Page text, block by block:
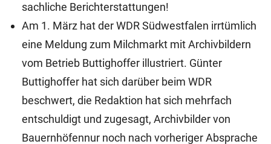
sachliche Berichterstattungen!
Am 1. März hat der WDR Südwestfalen irrtümlich
eine Meldung zum Milchmarkt mit Archivbildern
vom Betrieb Buttighoffer illustriert. Günter
Buttighoffer hat sich darüber beim WDR
beschwert, die Redaktion hat sich mehrfach
entschuldigt und zugesagt, Archivbilder von
Bauernhöfennur noch nach vorheriger Absprache